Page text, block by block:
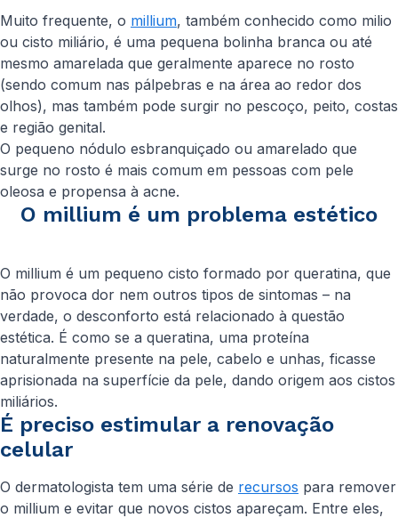
Muito frequente, o millium, também conhecido como milio
ou cisto miliário, é uma pequena bolinha branca ou até
mesmo amarelada que geralmente aparece no rosto
(sendo comum nas pálpebras e na área ao redor dos
olhos), mas também pode surgir no pescoço, peito, costas
e região genital.
O pequeno nódulo esbranquiçado ou amarelado que
surge no rosto é mais comum em pessoas com pele
oleosa e propensa à acne.
O millium é um problema estético
O millium é um pequeno cisto formado por queratina, que
não provoca dor nem outros tipos de sintomas – na
verdade, o desconforto está relacionado à questão
estética. É como se a queratina, uma proteína
naturalmente presente na pele, cabelo e unhas, ficasse
aprisionada na superfície da pele, dando origem aos cistos
miliários.
É preciso estimular a renovação
celular
O dermatologista tem uma série de recursos para remover
o millium e evitar que novos cistos apareçam. Entre eles,